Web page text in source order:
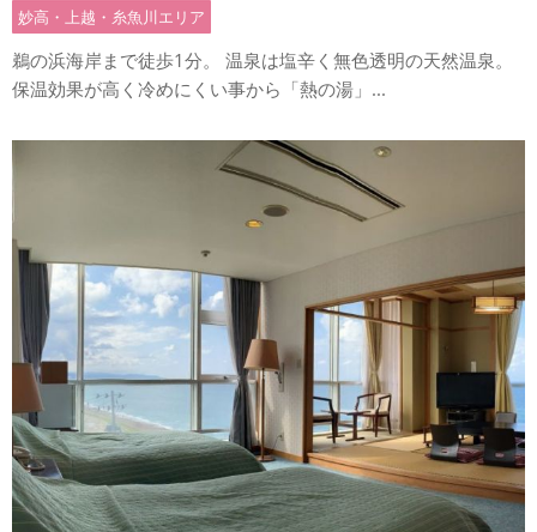
妙高・上越・糸魚川エリア
鵜の浜海岸まで徒歩1分。 温泉は塩辛く無色透明の天然温泉。
保温効果が高く冷めにくい事から「熱の湯」...